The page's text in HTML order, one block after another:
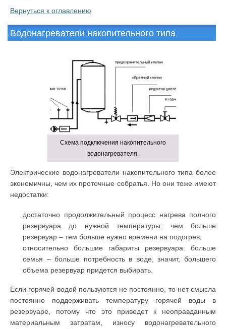
Вернуться к оглавлению
Водонагреватели накопительного типа
Схема подключения накопительного
водонагревателя.
Электрические водонагреватели накопительного типа более
экономичны, чем их проточные собратья. Но они тоже имеют
недостатки:
достаточно продолжительный процесс нагрева полного
резервуара до нужной температуры: чем больше
резервуар – тем больше нужно времени на подогрев;
относительно большие габариты резервуара: больше
семья – больше потребность в воде, значит, большего
объема резервуар придется выбирать.
Если горячей водой пользуются не постоянно, то нет смысла
постоянно поддерживать температуру горячей воды в
резервуаре, потому что это приведет к неоправданным
материальным затратам, износу водонагревательного